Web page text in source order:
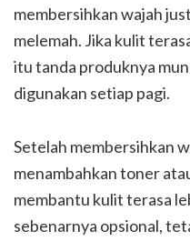
membersihkan wajah
melemah. Jika kulit
itu tanda produknya
digunakan setiap pagi.
Setelah membersihkan
menambahkan toner
membantu kulit terasa
sebenarnya opsional,